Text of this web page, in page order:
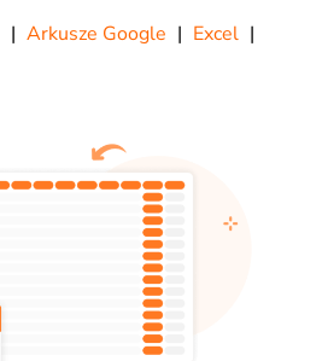
| Arkusze Google | Excel |